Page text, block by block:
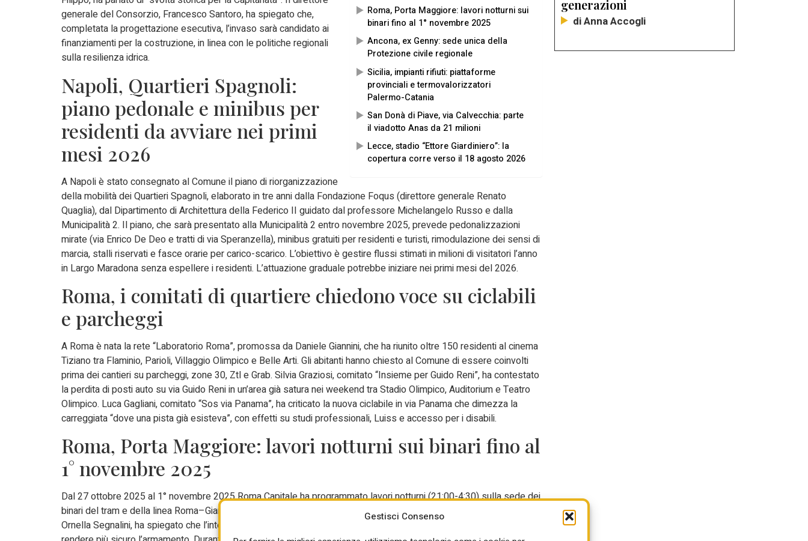
Gestisci Consenso
Roma, Porta Maggiore: lavori notturni sui
binari fino al 1° novembre 2025
Ancona, ex Genny: sede unica della
Protezione civile regionale
Sicilia, impianti rifiuti: piattaforme
provinciali e termovalorizzatori
Palermo-Catania
San Donà di Piave, via Calvecchia: parte
il viadotto Anas da 21 milioni
Lecce, stadio “Ettore Giardiniero”: la
copertura corre verso il 18 agosto 2026
generale del Consorzio, Francesco Santoro, ha spiegato che,
completata la progettazione esecutiva, l’invaso sarà candidato ai
finanziamenti per la costruzione, in linea con le politiche regionali
sulla resilienza idrica.
Napoli, Quartieri Spagnoli:
piano pedonale e minibus per
residenti da avviare nei primi
mesi 2026
A Napoli è stato consegnato al Comune il piano di riorganizzazione
della mobilità dei Quartieri Spagnoli, elaborato in tre anni dalla Fondazione Foqus (direttore generale Renato
Quaglia), dal Dipartimento di Architettura della Federico II guidato dal professore Michelangelo Russo e dalla
Municipalità 2. Il piano, che sarà presentato alla Municipalità 2 entro novembre 2025, prevede pedonalizzazioni
mirate (via Enrico De Deo e tratti di via Speranzella), minibus gratuiti per residenti e turisti, rimodulazione dei sensi di
marcia, stalli riservati e fasce orarie per carico-scarico. L’obiettivo è gestire flussi stimati in milioni di visitatori l’anno
in Largo Maradona senza espellere i residenti. L’attuazione graduale potrebbe iniziare nei primi mesi del 2026.
Roma, i comitati di quartiere chiedono voce su ciclabili
e parcheggi
A Roma è nata la rete “Laboratorio Roma”, promossa da Daniele Giannini, che ha riunito oltre 150 residenti al cinema
Tiziano tra Flaminio, Parioli, Villaggio Olimpico e Belle Arti. Gli abitanti hanno chiesto al Comune di essere coinvolti
prima dei cantieri su parcheggi, zone 30, Ztl e Grab. Silvia Graziosi, comitato “Insieme per Guido Reni”, ha contestato
la perdita di posti auto su via Guido Reni in un’area già satura nei weekend tra Stadio Olimpico, Auditorium e Teatro
Olimpico. Luca Gagliani, comitato “Sos via Panama”, ha criticato la nuova ciclabile in via Panama che dimezza la
carreggiata “dove una pista già esisteva”, con effetti su studi professionali, Luiss e accesso per i disabili.
Roma, Porta Maggiore: lavori notturni sui binari fino al
1° novembre 2025
Dal 27 ottobre 2025 al 1° novembre 2025 Roma Capitale ha programmato lavori notturni (21:00-4:30) sulla sede dei
binari del tram e della linea Roma–Giardinetti a Porta Maggiore e piazzale Labicano. L’assessora ai Lavori Pubblici,
Ornella Segnalini, ha spiegato che l’intervento rientra nel pacchetto Giubileo 2025 e punta a rifare il manto stradale e
generazioni
di Anna Accogli